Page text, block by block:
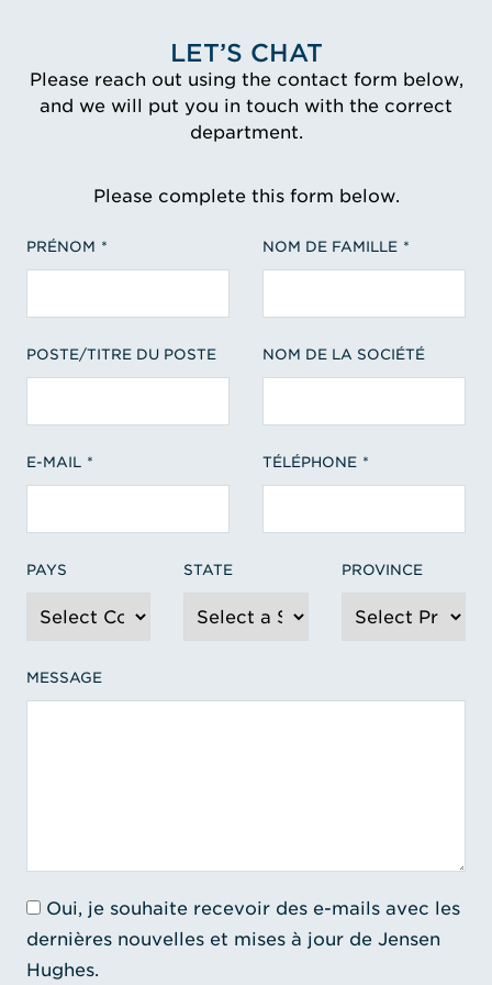
LET’S CHAT
Please reach out using the contact form below,
and we will put you in touch with the correct
department.
Please complete this form below.
PRÉNOM NOM DE FAMILLE
POSTE/TITRE DU POSTE NOM DE LA SOCIÉTÉ
E-MAIL TÉLÉPHONE
PAYS STATE PROVINCE
MESSAGE
Oui, je souhaite recevoir des e-mails avec les
dernières nouvelles et mises à jour de Jensen
Hughes.